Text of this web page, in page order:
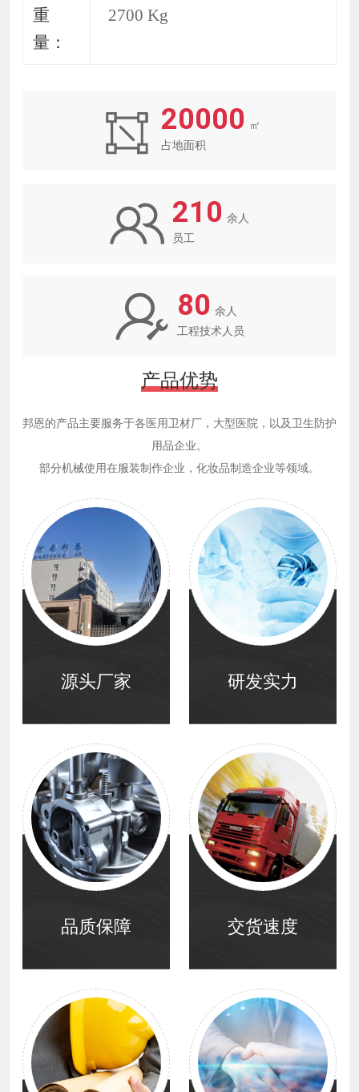
重
量 ：
2700 Kg
20000 ㎡
占地面积
210 余人
员工
80 余人
工程技术人员
产品优势
邦恩的产品主要服务于各医用卫材厂，大型医院，以及卫生防护
用品企业。
部分机械使用在服装制作企业，化妆品制造企业等领域。
源头厂家 研发实力
品质保障 交货速度